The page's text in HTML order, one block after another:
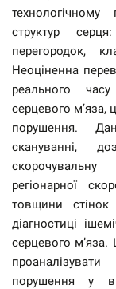
технологічному
структур
перегородок,
Неоціненна
реального
серцевого м’яза,
порушення.
скануванні,
регіонарної
товщини
діагностиці
серцевого
порушення у